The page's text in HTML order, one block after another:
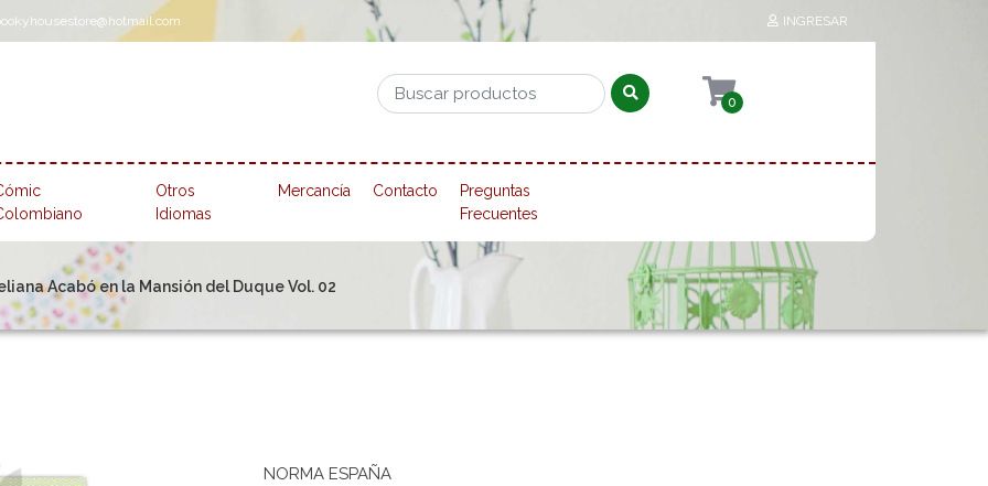
INGRESAR
0
Otros
Idiomas
Mercancía Contacto
Preguntas
Frecuentes
Acabó en la Mansión del Duque Vol. 02
NORMA ESPAÑA